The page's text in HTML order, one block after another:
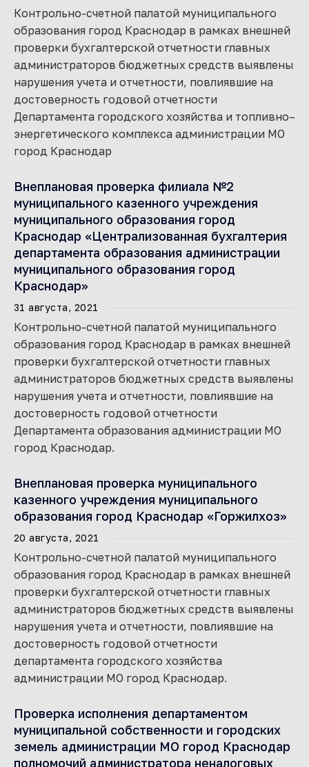
Контрольно-счетной палатой муниципального
образования город Краснодар в рамках внешней
проверки бухгалтерской отчетности главных
администраторов бюджетных средств выявлены
нарушения учета и отчетности, повлиявшие на
достоверность годовой отчетности
Департамента городского хозяйства и топливно–
энергетического комплекса администрации МО
город Краснодар
Внеплановая проверка филиала №2
муниципального казенного учреждения
муниципального образования город
Краснодар «Централизованная бухгалтерия
департамента образования администрации
муниципального образования город
Краснодар»
31 августа, 2021
Контрольно-счетной палатой муниципального
образования город Краснодар в рамках внешней
проверки бухгалтерской отчетности главных
администраторов бюджетных средств выявлены
нарушения учета и отчетности, повлиявшие на
достоверность годовой отчетности
Департамента образования администрации МО
город Краснодар.
Внеплановая проверка муниципального
казенного учреждения муниципального
образования город Краснодар «Горжилхоз»
20 августа, 2021
Контрольно-счетной палатой муниципального
образования город Краснодар в рамках внешней
проверки бухгалтерской отчетности главных
администраторов бюджетных средств выявлены
нарушения учета и отчетности, повлиявшие на
достоверность годовой отчетности
департамента городского хозяйства
администрации МО город Краснодар.
Проверка исполнения департаментом
муниципальной собственности и городских
земель администрации МО город Краснодар
полномочий администратора неналоговых